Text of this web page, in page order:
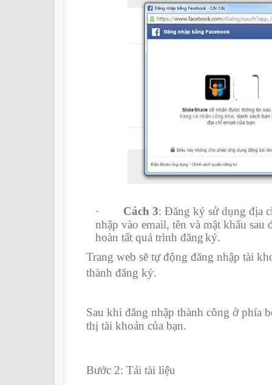
· Cách 3: Đăng ký sử dụng địa
nhập vào email, tên và mật khẩu sau
hoàn tất quá trình đăng ký.
Trang web sẽ tự động đăng nhập tài
thành đăng ký.
Sau khi đăng nhập thành công ở phía
thị tài khoản của bạn.
Bước 2: Tải tài liệu